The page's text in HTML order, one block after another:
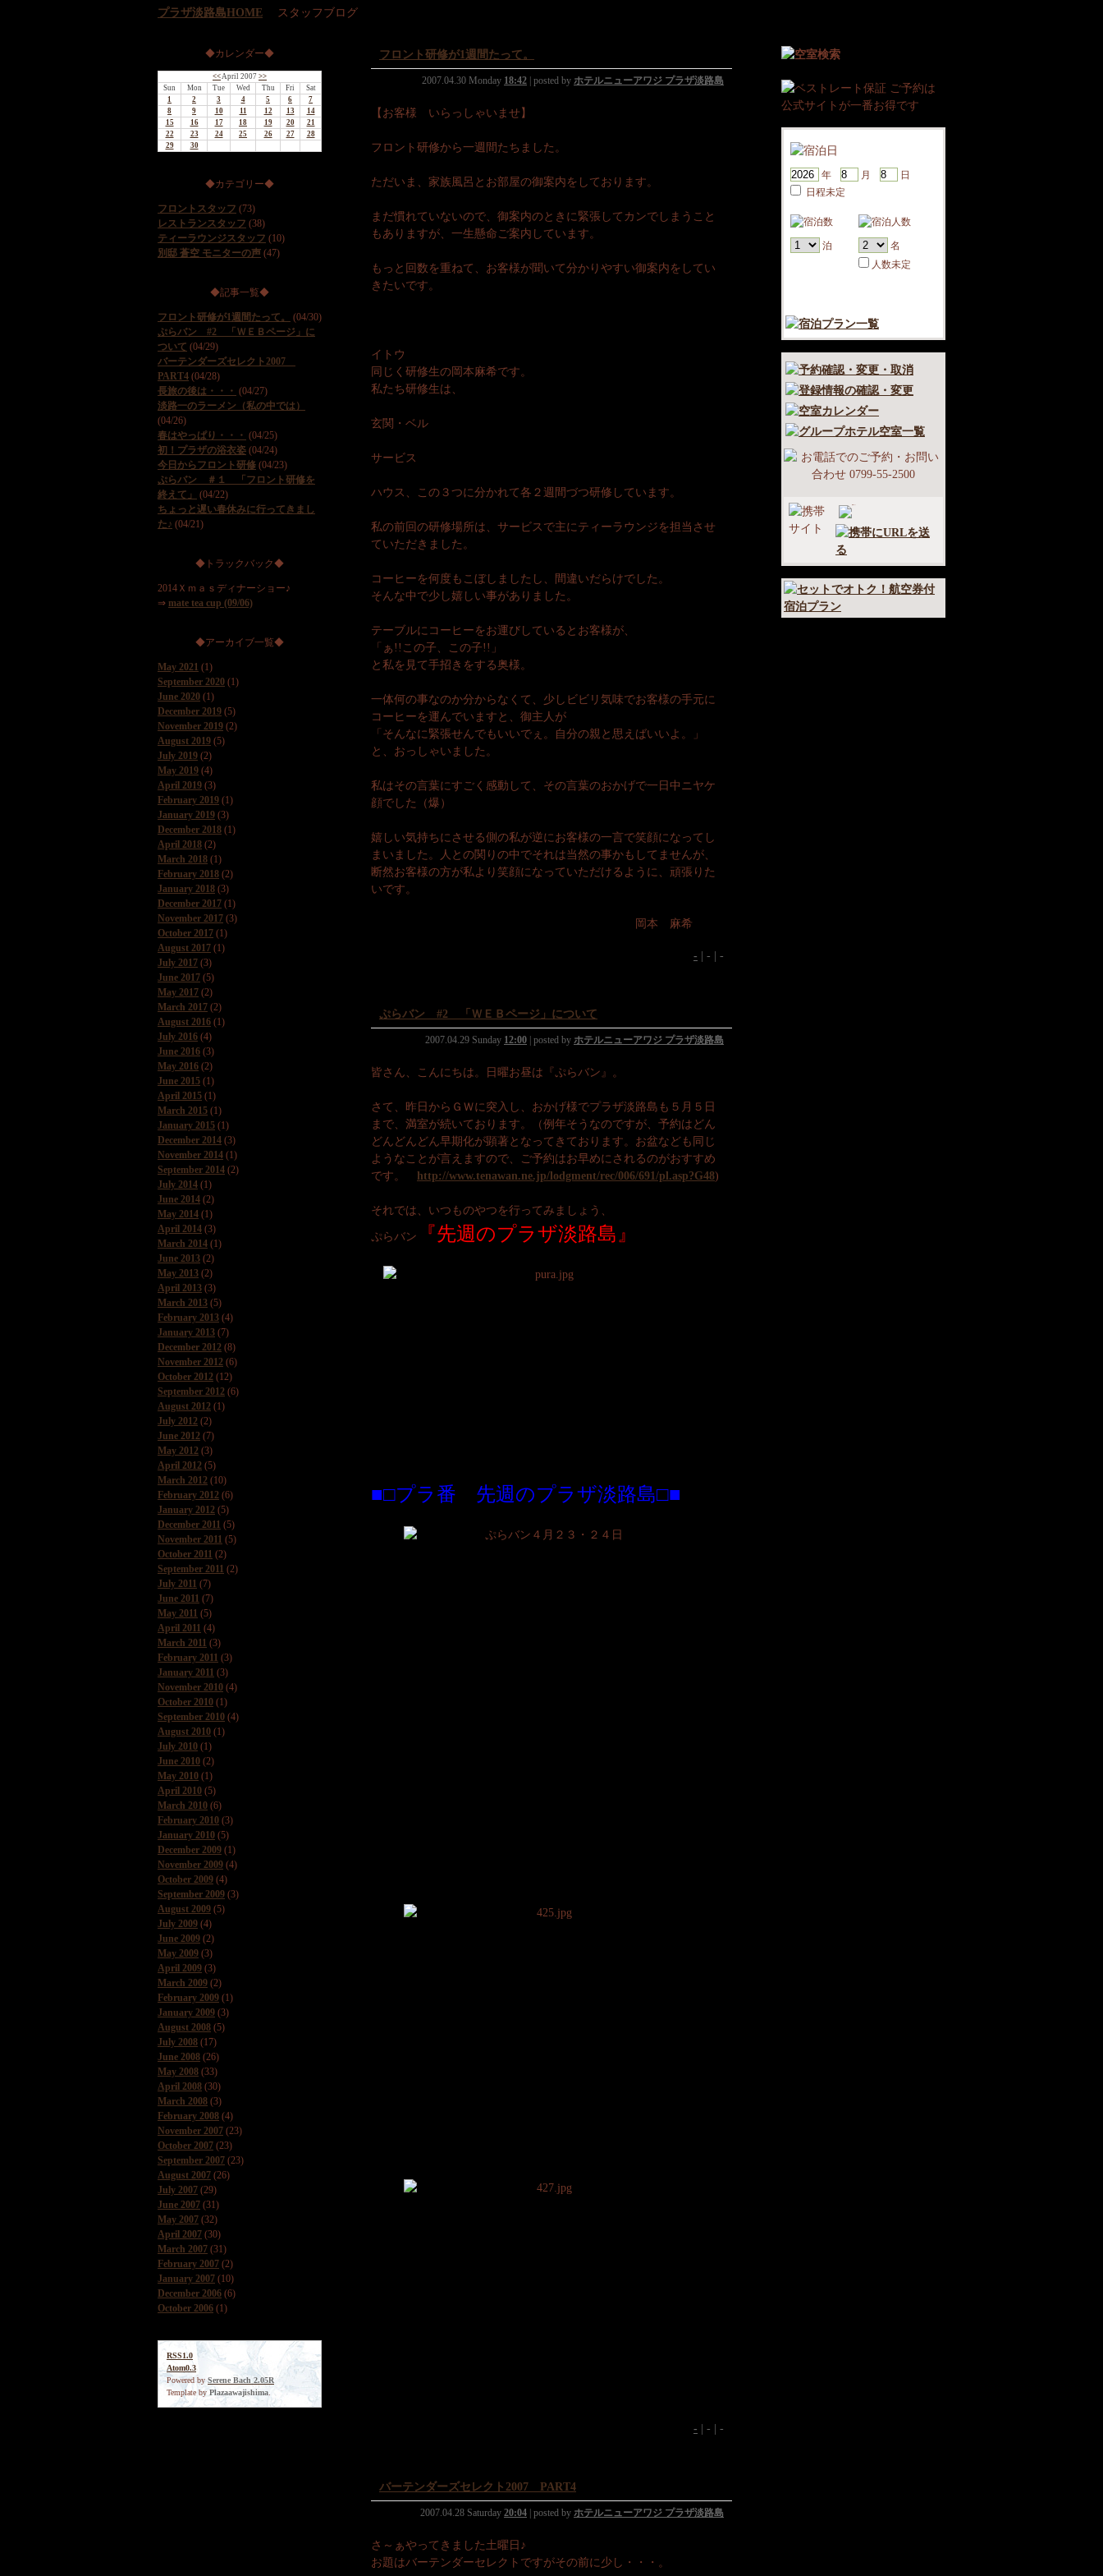
プラザ淡路島HOME スタッフブログ
◆カレンダー◆
<<April 2007 >>
Sun
Mon Tue Wed Thu Fri
Sat
1
2 3 4 5 6
7
8
9 10 11 12 13
14
15
16 17 18 19 20
21
22
23 24 25 26 27
28
29
30
◆カテゴリー◆
フロントスタッフ (73)
レストランスタッフ (38)
ティーラウンジスタッフ (10)
別邸 蒼空 モニターの声 (47)
◆記事一覧◆
フロント研修が1週間たって。
(04/30)
ぷらバン #2 「ＷＥＢページ」に
ついて (04/29)
バーテンダーズセレクト2007
PART4 (04/28)
長旅の後は・・・ (04/27)
淡路一のラーメン（私の中では）
(04/26)
春はやっぱり・・・ (04/25)
初！プラザの浴衣姿 (04/24)
今日からフロント研修 (04/23)
ぷらバン ＃１ 「フロント研修を
終えて」
(04/22)
ちょっと遅い春休みに行ってきまし
た♪ (04/21)
◆トラックバック◆
2014Ｘｍａｓディナーショー♪
⇒ mate tea cup (09/06)
◆アーカイブ一覧◆
May 2021 (1)
September 2020 (1)
June 2020 (1)
December 2019 (5)
November 2019 (2)
August 2019 (5)
July 2019 (2)
May 2019 (4)
April 2019 (3)
February 2019 (1)
January 2019 (3)
December 2018 (1)
April 2018 (2)
March 2018 (1)
February 2018 (2)
January 2018 (3)
December 2017 (1)
November 2017 (3)
October 2017 (1)
August 2017 (1)
July 2017 (3)
June 2017 (5)
May 2017 (2)
March 2017 (2)
August 2016 (1)
July 2016 (4)
June 2016 (3)
May 2016 (2)
June 2015 (1)
April 2015 (1)
March 2015 (1)
January 2015 (1)
December 2014 (3)
November 2014 (1)
September 2014 (2)
July 2014 (1)
June 2014 (2)
May 2014 (1)
April 2014 (3)
March 2014 (1)
June 2013 (2)
May 2013 (2)
April 2013 (3)
March 2013 (5)
February 2013 (4)
January 2013 (7)
December 2012 (8)
November 2012 (6)
October 2012 (12)
September 2012 (6)
August 2012 (1)
July 2012 (2)
June 2012 (7)
May 2012 (3)
April 2012 (5)
March 2012 (10)
February 2012 (6)
January 2012 (5)
December 2011 (5)
November 2011 (5)
October 2011 (2)
September 2011 (2)
July 2011 (7)
June 2011 (7)
May 2011 (5)
April 2011 (4)
March 2011 (3)
February 2011 (3)
January 2011 (3)
November 2010 (4)
October 2010 (1)
September 2010 (4)
August 2010 (1)
July 2010 (1)
June 2010 (2)
May 2010 (1)
April 2010 (5)
March 2010 (6)
February 2010 (3)
January 2010 (5)
December 2009 (1)
November 2009 (4)
October 2009 (4)
September 2009 (3)
August 2009 (5)
July 2009 (4)
June 2009 (2)
May 2009 (3)
April 2009 (3)
March 2009 (2)
February 2009 (1)
January 2009 (3)
August 2008 (5)
July 2008 (17)
June 2008 (26)
May 2008 (33)
April 2008 (30)
March 2008 (3)
February 2008 (4)
November 2007 (23)
October 2007 (23)
September 2007 (23)
August 2007 (26)
July 2007 (29)
June 2007 (31)
May 2007 (32)
April 2007 (30)
March 2007 (31)
February 2007 (2)
January 2007 (10)
December 2006 (6)
October 2006 (1)
RSS1.0
Atom0.3
Powered bySerene Bach 2.05R
Template by Plazaawajishima
フロント研修が1週間たって。
2007.04.30 Monday 18:42 | posted by ホテルニューアワジ プラザ淡路島
【お客様 いらっしゃいませ】
フロント研修から一週間たちました。
ただいま、家族風呂とお部屋の御案内をしております。
まだ慣れていないので、御案内のときに緊張してカンでしまうこと
もありますが、一生懸命ご案内しています。
もっと回数を重ねて、お客様が聞いて分かりやすい御案内をしてい
きたいです。
イトウ
同じく研修生の岡本麻希です。
私たち研修生は、
玄関・ベル
サービス
ハウス、この３つに分かれて各２週間づつ研修しています。
私の前回の研修場所は、サービスで主にティーラウンジを担当させ
ていただきました。
コーヒーを何度もこぼしましたし、間違いだらけでした。
そんな中で少し嬉しい事がありました。
テーブルにコーヒーをお運びしているとお客様が、
「ぁ!!この子、この子!!」
と私を見て手招きをする奥様。
一体何の事なのか分からなくて、少しビビリ気味でお客様の手元に
コーヒーを運んでいますと、御主人が
「そんなに緊張せんでもいいでぇ。自分の親と思えばいいよ。」
と、おっしゃいました。
私はその言葉にすごく感動して、その言葉のおかげで一日中ニヤケ
顔でした（爆）
嬉しい気持ちにさせる側の私が逆にお客様の一言で笑顔になってし
まいました。人との関りの中でそれは当然の事かもしてませんが、
断然お客様の方が私より笑顔になっていただけるように、頑張りた
いです。
岡本 麻希
- | - | -
ぷらバン #2 「ＷＥＢページ」について
2007.04.29 Sunday 12:00 | posted by ホテルニューアワジ プラザ淡路島
皆さん、こんにちは。日曜お昼は『ぷらバン』。
さて、昨日からＧＷに突入し、おかげ様でプラザ淡路島も５月５日
まで、満室が続いております。（例年そうなのですが、予約はどん
どんどんどん早期化が顕著となってきております。お盆なども同じ
ようなことが言えますので、ご予約はお早めにされるのがおすすめ
です。 http://www.tenawan.ne.jp/lodgment/rec/006/691/pl.asp?G48)
それでは、いつものやつを行ってみましょう、
ぷらバン
『先週のプラザ淡路島』
■□プラ番 先週のプラザ淡路島□■
- | - | -
バーテンダーズセレクト2007 PART4
2007.04.28 Saturday 20:04 | posted by ホテルニューアワジ プラザ淡路島
さ～ぁやってきました土曜日♪
お題はバーテンダーセレクトですがその前に少し・・・。
年 月
日
日程未定
泊
名
人数未定